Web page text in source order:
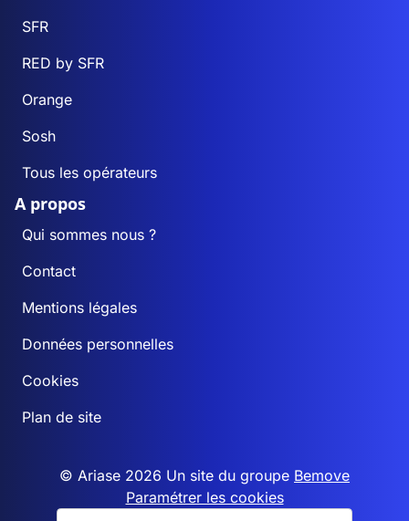
SFR
RED by SFR
Orange
Sosh
Tous les opérateurs
A propos
Qui sommes nous ?
Contact
Mentions légales
Données personnelles
Cookies
Plan de site
© Ariase 2026 Un site du groupe Bemove
Paramétrer les cookies